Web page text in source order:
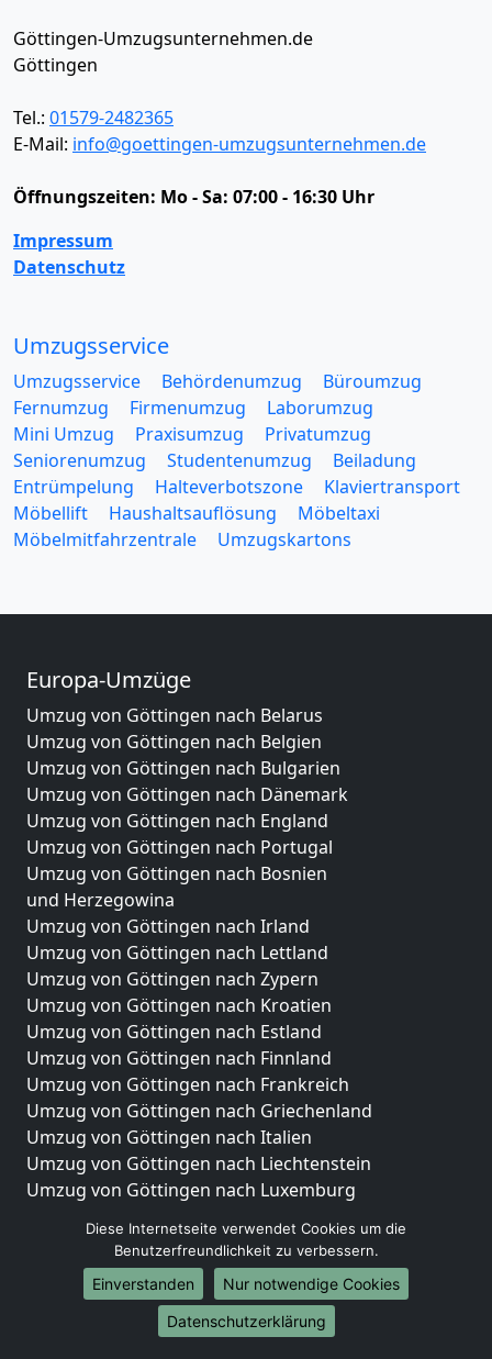
Göttingen-Umzugsunternehmen.de
Göttingen
Tel.: 01579-2482365
E-Mail: info@goettingen-umzugsunternehmen.de
Öffnungszeiten: Mo - Sa: 07:00 - 16:30 Uhr
Impressum
Datenschutz
Umzugsservice
Umzugsservice Behördenumzug
Büroumzug
Fernumzug
Firmenumzug
Laborumzug
Mini Umzug
Praxisumzug
Privatumzug
Seniorenumzug
Studentenumzug
Beiladung
Entrümpelung
Halteverbotszone
Klaviertransport
Möbellift
Haushaltsauflösung
Möbeltaxi
Möbelmitfahrzentrale
Umzugskartons
Europa-Umzüge
Umzug von Göttingen nach Belarus
Umzug von Göttingen nach Belgien
Umzug von Göttingen nach Bulgarien
Umzug von Göttingen nach Dänemark
Umzug von Göttingen nach England
Umzug von Göttingen nach Portugal
Umzug von Göttingen nach Bosnien
und Herzegowina
Umzug von Göttingen nach Irland
Umzug von Göttingen nach Lettland
Umzug von Göttingen nach Zypern
Umzug von Göttingen nach Kroatien
Umzug von Göttingen nach Estland
Umzug von Göttingen nach Finnland
Umzug von Göttingen nach Frankreich
Umzug von Göttingen nach Griechenland
Umzug von Göttingen nach Italien
Umzug von Göttingen nach Liechtenstein
Umzug von Göttingen nach Luxemburg
Umzug von Göttingen nach Norwegen
Umzüge-Deutschlandweit
Umzug von Göttingen nach Berlin
Diese Internetseite verwendet Cookies um die
Benutzerfreundlichkeit zu verbessern.
Einverstanden
Nur notwendige Cookies
Datenschutzerklärung